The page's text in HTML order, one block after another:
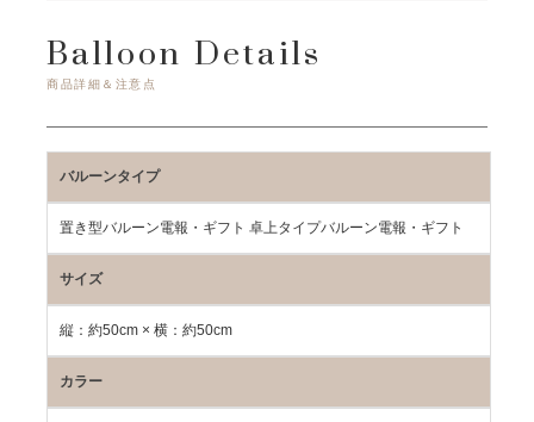
Balloon Details
商品詳細＆注意点
バルーンタイプ
置き型バルーン電報・ギフト 卓上タイプバルーン電報・ギフト
サイズ
縦：約50cm × 横：約50cm
カラー